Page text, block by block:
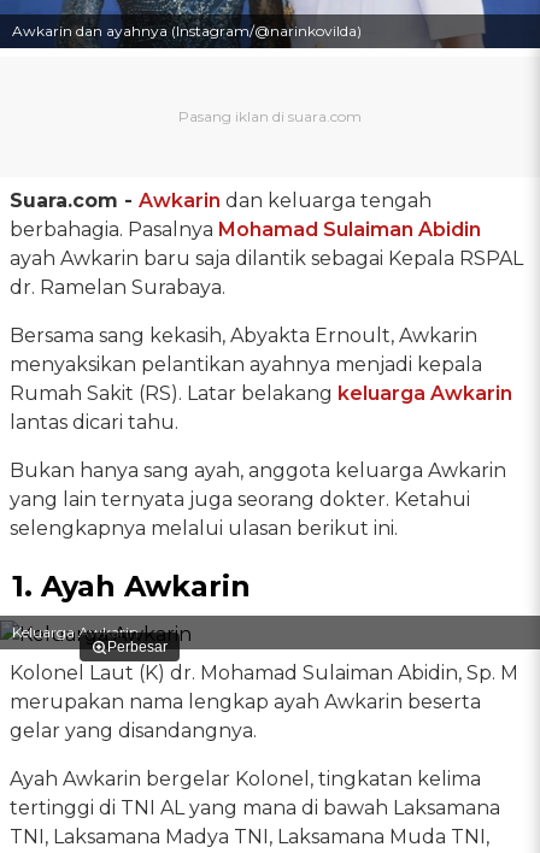
Awkarin dan ayahnya (Instagram/@narinkovilda)
Suara.com - Awkarin dan keluarga tengah
berbahagia. Pasalnya Mohamad Sulaiman Abidin
ayah Awkarin baru saja dilantik sebagai Kepala RSPAL
dr. Ramelan Surabaya.
Bersama sang kekasih, Abyakta Ernoult, Awkarin
menyaksikan pelantikan ayahnya menjadi kepala
Rumah Sakit (RS). Latar belakang keluarga Awkarin
lantas dicari tahu.
Bukan hanya sang ayah, anggota keluarga Awkarin
yang lain ternyata juga seorang dokter. Ketahui
selengkapnya melalui ulasan berikut ini.
1. Ayah Awkarin
Perbesar
Keluarga Awkarin
Kolonel Laut (K) dr. Mohamad Sulaiman Abidin, Sp. M
merupakan nama lengkap ayah Awkarin beserta
gelar yang disandangnya.
Ayah Awkarin bergelar Kolonel, tingkatan kelima
tertinggi di TNI AL yang mana di bawah Laksamana
TNI, Laksamana Madya TNI, Laksamana Muda TNI,